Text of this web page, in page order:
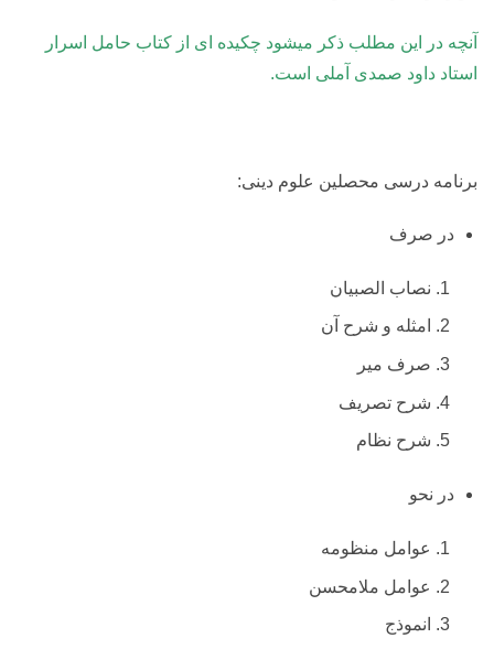
آنچه در این مطلب ذکر میشود چکیده ای از کتاب حامل اسرار
استاد داود صمدی آملی است.
برنامه درسی محصلین علوم دینی:
در صرف
نصاب الصبیان
امثله و شرح آن
صرف میر
شرح تصریف
شرح نظام
در نحو
عوامل منظومه
عوامل ملامحسن
انموذج